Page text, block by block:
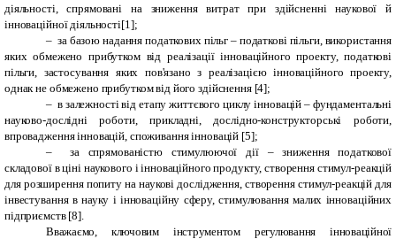
діяльності, спрямовані на зниження витрат при здійсненні наукової й
інноваційної діяльності[1];
– за базою надання податкових пільг – податкові пільги, використання
яких обмежено прибутком від реалізації ін­новаційного проекту, податкові
пільги, застосування яких пов'язано з реалізацією інноваційного проекту,
однак не обмежено прибутком від його здійснення [4];
– в залежності від етапу життє­вого циклу інновацій – фундаментальні
науково-дослідні роботи, прикладні, дослідно-конструкторські роботи,
впровадження інновацій, споживання інновацій [5];
–
за спрямованістю стимулюючої дії – зни­ження податкової
складової в ціні наукового і інновацій­ного продукту, створення стимул-реакцій
для розширення попиту на наукові дослідження, створення стимул-реакцій для
інвестування в науку і інноваційну сферу, стимулю­вання малих інноваційних
підприємств [8].
Вважаємо, ключовим інструментом регулювання інноваційної